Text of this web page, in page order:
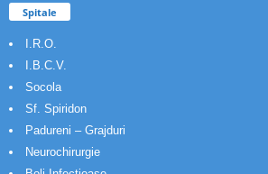
Spitale
I.R.O.
I.B.C.V.
Socola
Sf. Spiridon
Padureni – Grajduri
Neurochirurgie